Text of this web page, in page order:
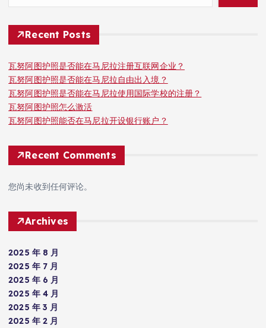
Recent Posts
瓦努阿图护照是否能在马尼拉注册互联网企业？
瓦努阿图护照是否能在马尼拉自由出入境？
瓦努阿图护照是否能在马尼拉使用国际学校的注册？
瓦努阿图护照怎么激活
瓦努阿图护照能否在马尼拉开设银行账户？
Recent Comments
您尚未收到任何评论。
Archives
2025 年 8 月
2025 年 7 月
2025 年 6 月
2025 年 4 月
2025 年 3 月
2025 年 2 月